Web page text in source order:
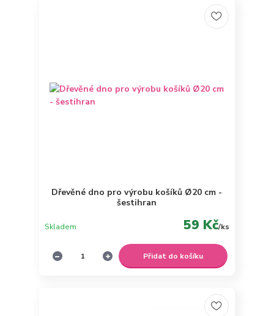
Dřevěné dno pro výrobu košíků Ø20 cm -
šestihran
59 Kč/ks
Skladem
Přidat do košíku